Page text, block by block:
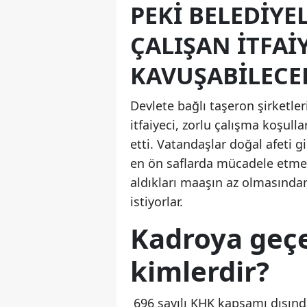
PEKI
ÇALIŞAN
Devlete bağlı taşeron
itfaiyeci, zorlu çalışma
etti. Vatandaşlar doğal afeti
en ön saflarda mücadele
aldıkları maaşın az
istiyorlar.
Kadroya
kimlerdir?
696 sayılı KHK kapsamı